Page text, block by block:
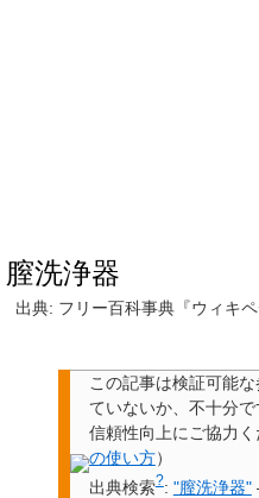
膣洗浄器
出典: フリー百科事典『ウィキ
この記事は検証可能
ていないか、不十分で
信頼性向上にご協力く
の使い方）
出典検索?: "膣洗浄器"